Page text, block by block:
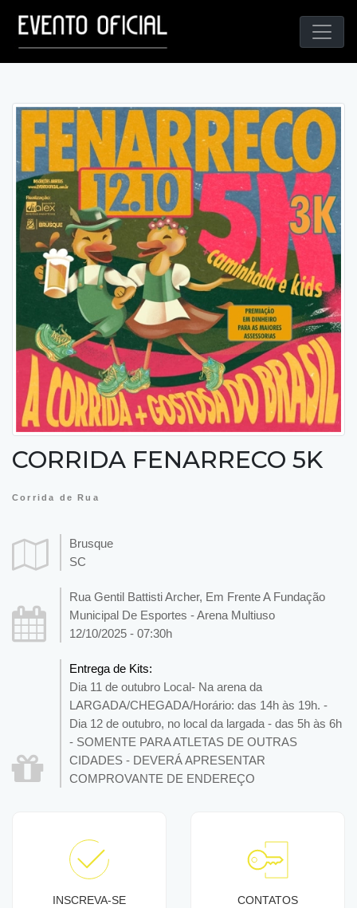
CORRIDA FENARRECO 5K
Corrida de Rua
Brusque
SC
Rua Gentil Battisti Archer, Em Frente A Fundação
Municipal De Esportes - Arena Multiuso
12/10/2025 - 07:30h
Entrega de Kits:
Dia 11 de outubro Local- Na arena da
LARGADA/CHEGADA/Horário: das 14h às 19h. -
Dia 12 de outubro, no local da largada - das 5h às 6h
- SOMENTE PARA ATLETAS DE OUTRAS
CIDADES - DEVERÁ APRESENTAR
COMPROVANTE DE ENDEREÇO
INSCREVA-SE CONTATOS